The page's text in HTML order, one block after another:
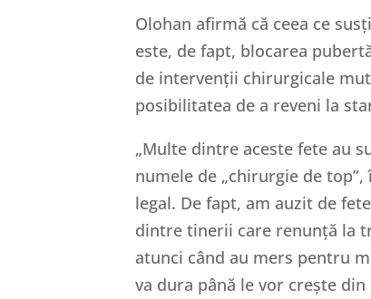
Olohan afirmă că ceea ce
este, de fapt, blocarea
de intervenții chirurgicale
posibilitatea de a reveni la
„Multe dintre aceste fete au
numele de „chirurgie de
legal. De fapt, am auzit de
dintre tinerii care renunță la
atunci când au mers pentru
va dura până le vor crește